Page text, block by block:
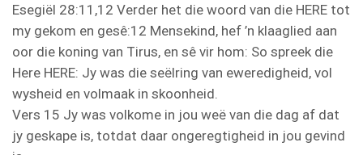
Esegiël 28:11,12 Verder het die woord van die HERE tot
my gekom en gesê:12 Mensekind, hef ’n klaaglied aan
oor die koning van Tirus, en sê vir hom: So spreek die
Here HERE: Jy was die seëlring van eweredigheid, vol
wysheid en volmaak in skoonheid.
Vers 15 Jy was volkome in jou weë van die dag af dat
jy geskape is, totdat daar ongeregtigheid in jou gevind